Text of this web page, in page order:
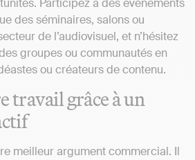
Participez à des événements
des séminaires, salons ou
de l’audiovisuel, et n’hésitez
groupes ou communautés en
ou créateurs de contenu.
travail grâce à un
meilleur argument commercial. Il